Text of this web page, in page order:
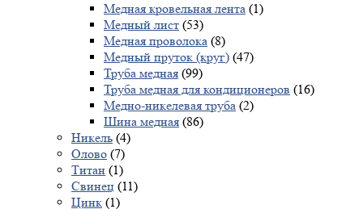
Медная кровельная лента (1)
Медный лист (53)
Медная проволока (8)
Медный пруток (круг) (47)
Труба медная (99)
Труба медная для кондиционеров (16)
Медно-никелевая труба (2)
Шина медная (86)
Никель (4)
Олово (7)
Титан (1)
Свинец (11)
Цинк (1)